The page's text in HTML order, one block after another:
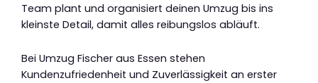
Team plant und organisiert deinen Umzug bis ins
kleinste Detail, damit alles reibungslos abläuft.
Bei Umzug Fischer aus Essen stehen
Kundenzufriedenheit und Zuverlässigkeit an erster